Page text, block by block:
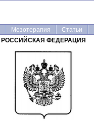
Мезотерапия Статьи
РОССИЙСКАЯ ФЕДЕРАЦИЯ